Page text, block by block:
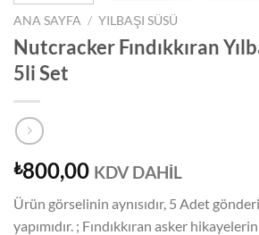
ANA SAYFA / YILBAŞI SÜSÜ
Nutcracker Fındıkkıran
5li Set
₺800,00 KDV DAHİL
Ürün görselinin aynısıdır, 5 Adet
yapımıdır. ; Fındıkkıran asker